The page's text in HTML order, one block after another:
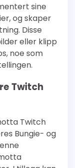
sine
og skaper
Disse
eller klipp
noe som
Twitch
Twitch
Bungie- og